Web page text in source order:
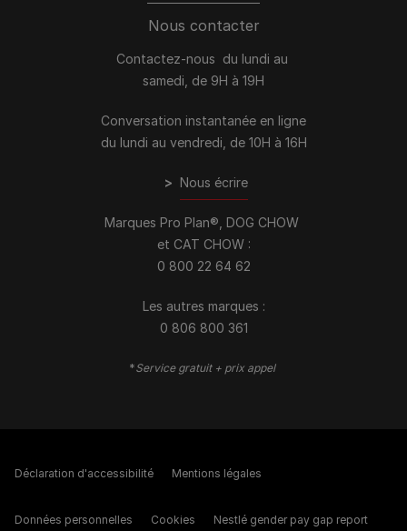
Nous contacter
Contactez-nous du lundi au
samedi, de 9H à 19H
Conversation instantanée en ligne
du lundi au vendredi, de 10H à 16H
> Nous écrire
Marques Pro Plan®, DOG CHOW
et CAT CHOW :
0 800 22 64 62
Les autres marques :​
0 806 800 361
*Service gratuit + prix appel
Déclaration d'accessibilité Mentions légales
Données personnelles Cookies Nestlé gender pay gap report